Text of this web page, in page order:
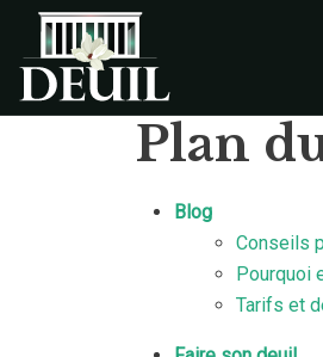
Plan
Blog
Conseils
Pourquoi
Tarifs et